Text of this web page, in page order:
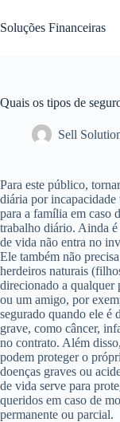
para
o
Soluções Financeiras
Quais os tipos de
Sell
Para este público,
diária por incapacidade
para a família em caso
trabalho diário. Ainda
de vida não entra no
Ele também não
herdeiros naturais
direcionado a qualquer
ou um amigo, por
segurado quando ele é
grave, como câncer,
no contrato. Além
podem proteger o
doenças graves ou
de vida serve para
queridos em caso de
permanente ou parcial.